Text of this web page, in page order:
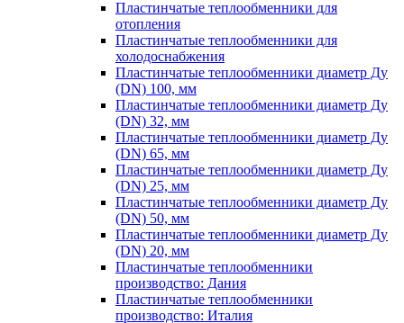
Пластинчатые теплообменники для
отопления
Пластинчатые теплообменники для
холодоснабжения
Пластинчатые теплообменники диаметр Ду
(DN) 100, мм
Пластинчатые теплообменники диаметр Ду
(DN) 32, мм
Пластинчатые теплообменники диаметр Ду
(DN) 65, мм
Пластинчатые теплообменники диаметр Ду
(DN) 25, мм
Пластинчатые теплообменники диаметр Ду
(DN) 50, мм
Пластинчатые теплообменники диаметр Ду
(DN) 20, мм
Пластинчатые теплообменники
производство: Дания
Пластинчатые теплообменники
производство: Италия